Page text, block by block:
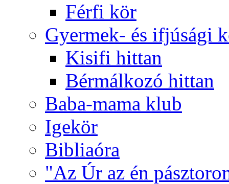
Férfi kör
Gyermek- és ifjúsági
Kisifi hittan
Bérmálkozó hittan
Baba-mama klub
Igekör
Bibliaóra
"Az Úr az én